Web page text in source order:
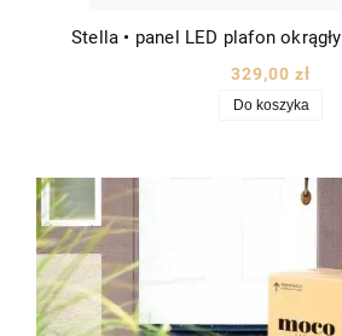
Stella • panel LED plafon
329,00 zł
Do koszyka